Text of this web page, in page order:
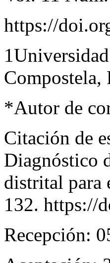
https://
Compostela,
*Autor de
Citación de
Diagnóstico
distrital para
132. https://
Recepción: